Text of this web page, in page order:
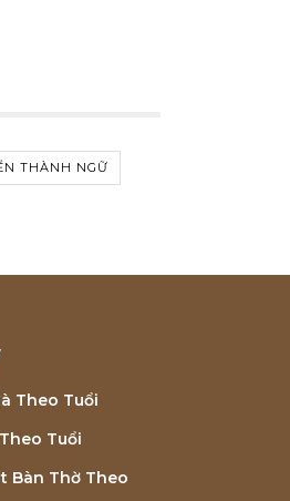
THÀNH NGỮ
Theo Tuổi
Tuổi
Bàn Thờ Theo